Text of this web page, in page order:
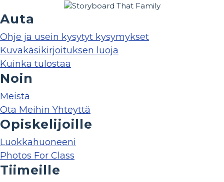
Auta
Ohje ja usein kysytyt kysymykset
Kuvakäsikirjoituksen luoja
Kuinka tulostaa
Noin
Meistä
Ota Meihin Yhteyttä
Opiskelijoille
Luokkahuoneeni
Photos For Class
Tiimeille